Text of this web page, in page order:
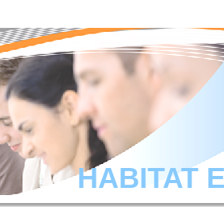
HABITAT